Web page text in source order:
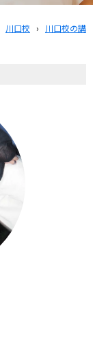
川口校 ›
川口校の講